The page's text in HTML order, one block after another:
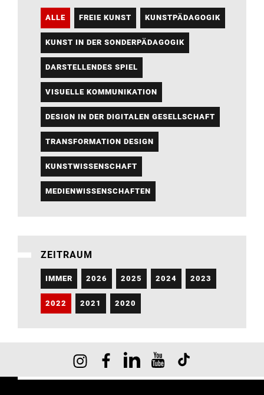
ALLE FREIE KUNST KUNSTPÄDAGOGIK
KUNST IN DER SONDERPÄDAGOGIK
DARSTELLENDES SPIEL
VISUELLE KOMMUNIKATION
DESIGN IN DER DIGITALEN GESELLSCHAFT
TRANSFORMATION DESIGN
KUNSTWISSENSCHAFT
MEDIENWISSENSCHAFTEN
ZEITRAUM
IMMER 2026 2025 2024 2023
2022 2021 2020